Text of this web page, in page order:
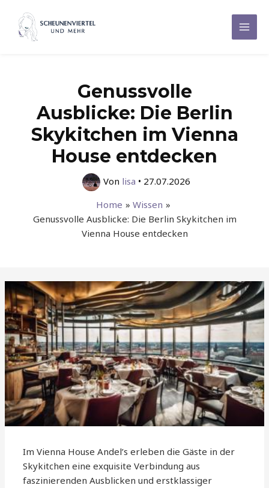
Inhalt
springen
Main
Genussvolle
Ausblicke: Die Berlin
Skykitchen im Vienna
House entdecken
Von lisa • 27.07.2026
Home
Wissen
Genussvolle Ausblicke: Die Berlin Skykitchen im
Vienna House entdecken
Im Vienna House Andel’s erleben die Gäste in der
Skykitchen eine exquisite Verbindung aus
faszinierenden Ausblicken und erstklassiger